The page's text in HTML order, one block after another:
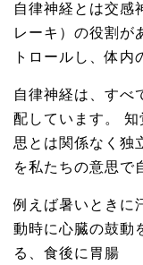
自律神経とは交感
レーキ）の役割が
トロールし、体内
自律神経は、すべ
配しています。
思とは関係なく独
を私たちの意思で
例えば暑いときに
動時に心臓の鼓動
る、食後に胃腸